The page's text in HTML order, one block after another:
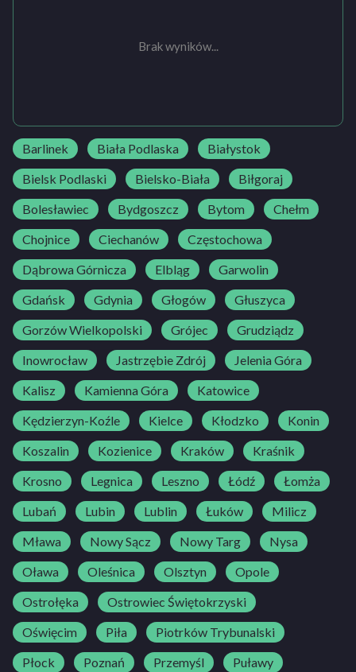
Brak wyników...
Barlinek Biała Podlaska
Białystok
Bielsk Podlaski
Bielsko-Biała
Biłgoraj
Bolesławiec
Bydgoszcz Bytom
Chełm
Chojnice
Ciechanów
Częstochowa
Dąbrowa Górnicza
Elbląg
Garwolin
Gdańsk
Gdynia Głogów
Głuszyca
Gorzów Wielkopolski
Grójec
Grudziądz
Inowrocław
Jastrzębie Zdrój
Jelenia Góra
Kalisz
Kamienna Góra
Katowice
Kędzierzyn-Koźle
Kielce Kłodzko
Konin
Koszalin
Kozienice Kraków
Kraśnik
Krosno
Legnica Leszno Łódź
Łomża
Lubań
Lubin Lublin Łuków
Milicz
Mława
Nowy Sącz Nowy Targ
Nysa
Oława
Oleśnica Olsztyn
Opole
Ostrołęka
Ostrowiec Świętokrzyski
Oświęcim
Piła
Piotrków Trybunalski
Płock
Poznań Przemyśl Puławy